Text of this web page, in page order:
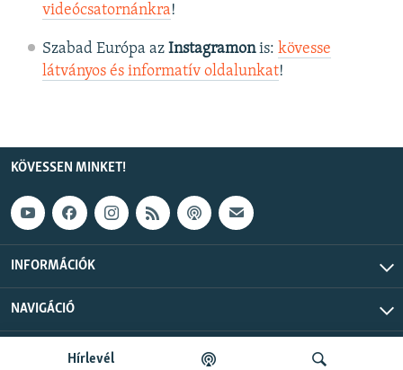
Hírlevél
videócsatornánkra!
Szabad Európa az Instagramonis: kövesse
látványos és informatív oldalunkat! ​
KÖVESSEN MINKET!
INFORMÁCIÓK
NAVIGÁCIÓ
Szabad Európa © 2026 RFE/RL, Inc. Minden jog fenntartva.